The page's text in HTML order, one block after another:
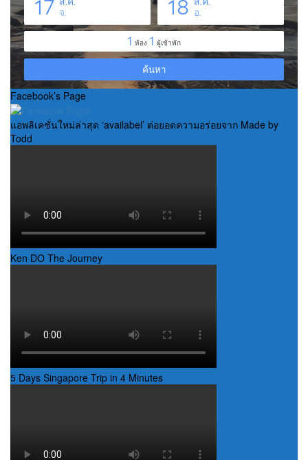
Facebook’s Page
แอพลิเคชั่นใหม่ล่าสุด ‘availabel’ ต่อยอดความอร่อยจาก Made by
Todd
Ken DO The Journey
5 Days Singapore Trip in 4 Minutes